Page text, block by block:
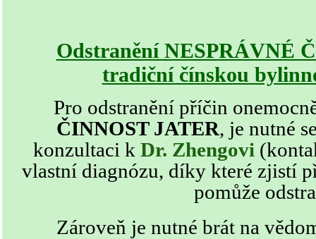
Odstranění NESPRÁVNÉ
tradiční čínskou
Pro odstranění příčin
ČINNOST JATER, je nutné
konzultaci k Dr. Zhengovi
vlastní diagnózu, díky které zjistí
pomůže
Zároveň je nutné brát na